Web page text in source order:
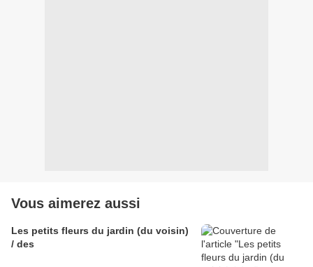
Vous aimerez aussi
Les petits fleurs du jardin (du voisin)
/ des